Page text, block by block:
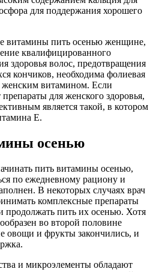
для поддержания хорошего
витамины пить осенью женщине,
квалифицированного
здоровья волос, предотвращения
кончиков, необходима фолиевая
женским витамином. Если
для женского здоровья,
является такой, в котором
Е.
осенью
пить витамины осенью,
по ежедневному рациону и
В некоторых случаях врач
комплексные препараты
продолжать пить их осенью. Хотя
во второй половине
овощи и фрукты закончились, и
и микроэлементы обладают